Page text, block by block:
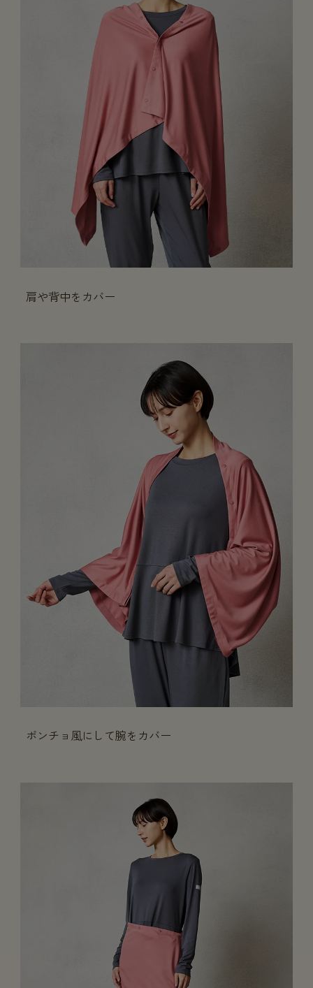
肩や背中をカバー
ポンチョ風にして腕をカバー